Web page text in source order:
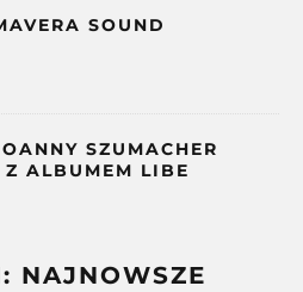
SOUND
SZUMACHER
ALBUMEM LIBE
NAJNOWSZE